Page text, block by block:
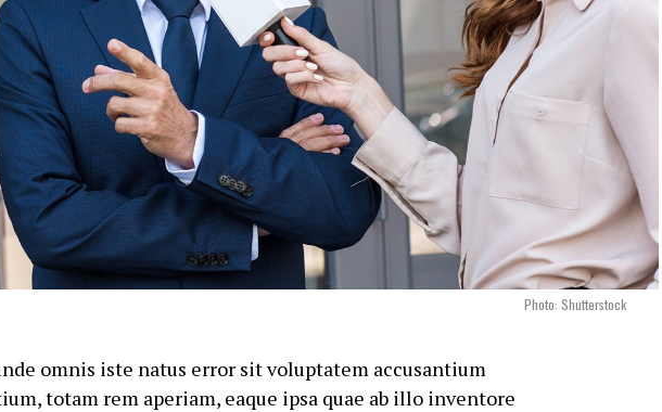
Photo: Shutterstock
omnis iste natus error sit voluptatem accusantium
totam rem aperiam, eaque ipsa quae ab illo inventore